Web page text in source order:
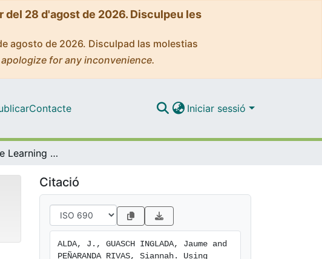
28 d'agost de 2026. Disculpeu les
agosto de 2026. Disculpad las molestias
for any inconvenience.
Contacte Iniciar sessió
Using Machine Learning techniques in phenomenological studies on flavour physics
Citació
ALDA, J., GUASCH INGLADA, Jaume and
PEÑARANDA RIVAS, Siannah. Using